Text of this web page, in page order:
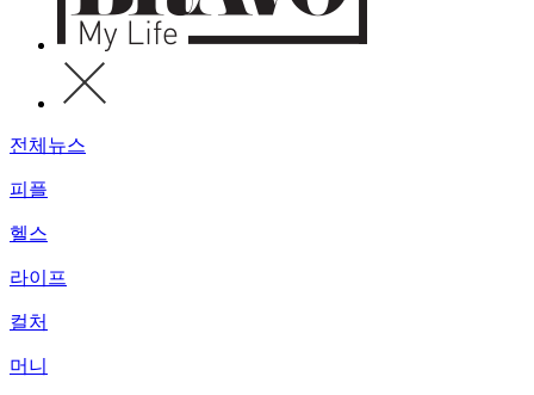
전체뉴스
피플
헬스
라이프
컬처
머니